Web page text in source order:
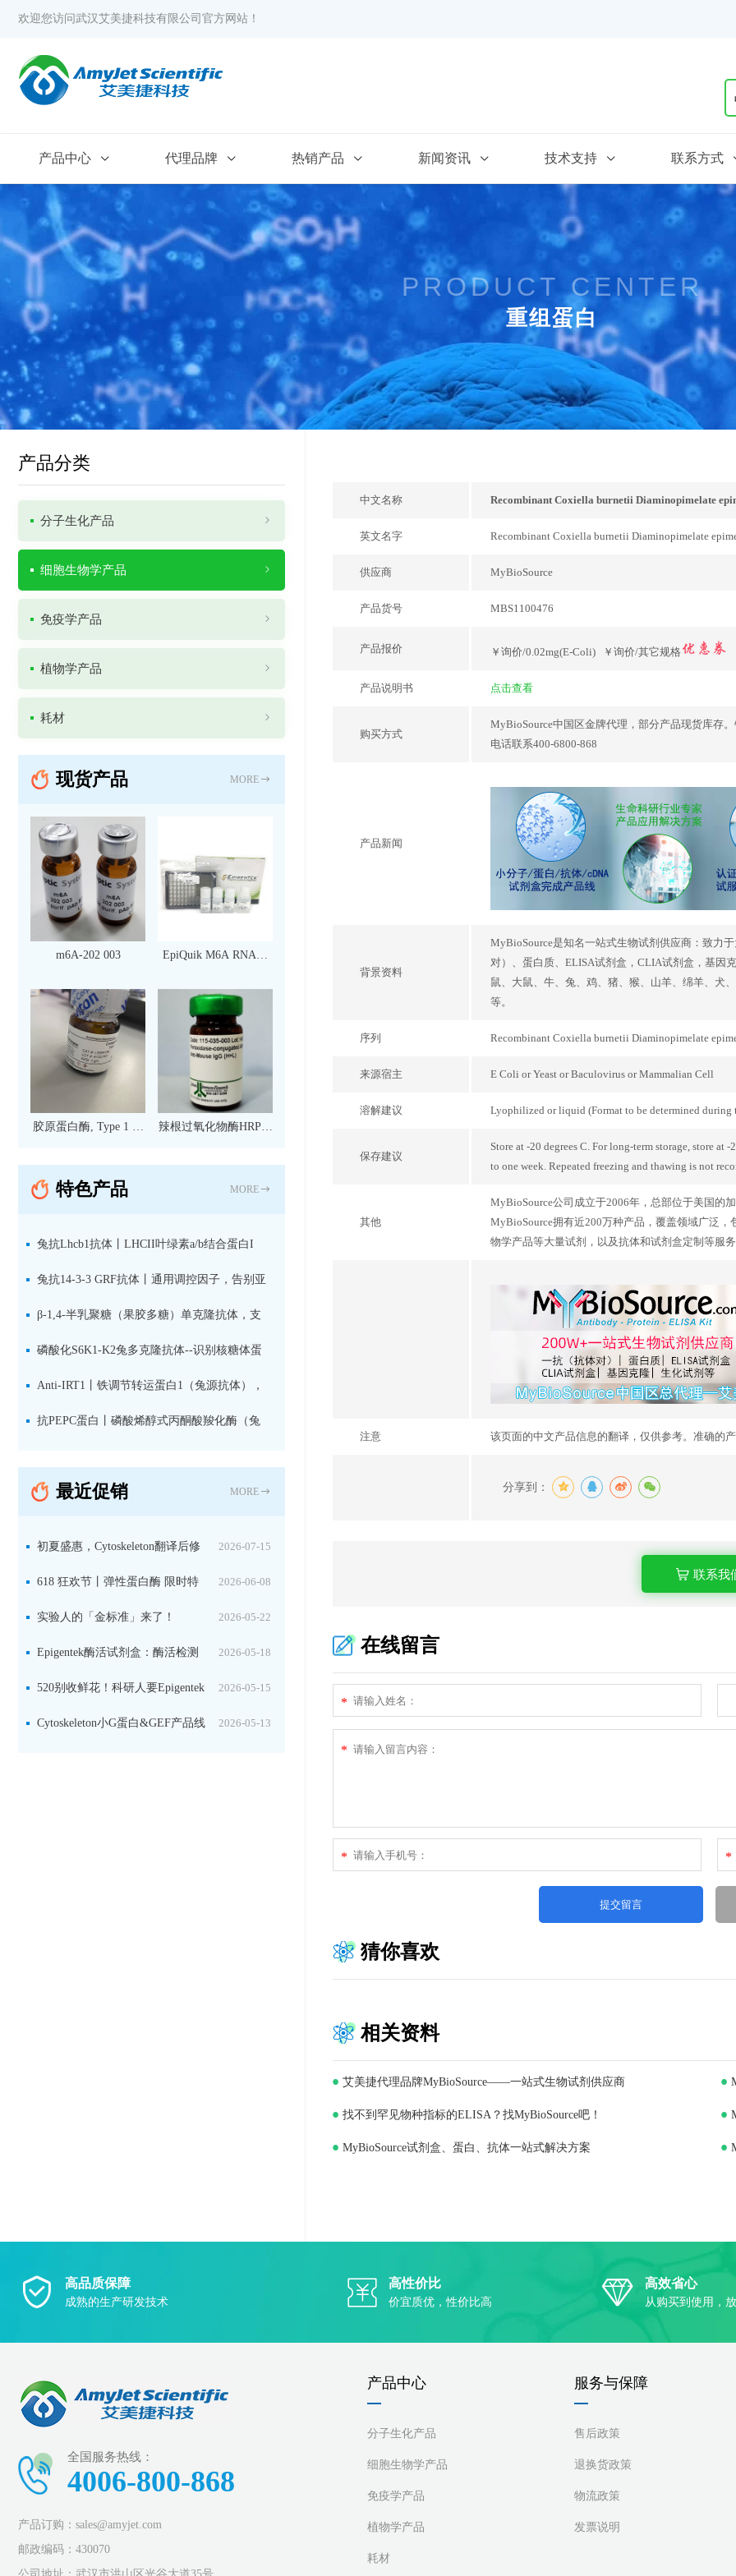
欢迎您访问武汉艾美捷科技有限公司官方网站！
产品中心 代理品牌 热销产品 新闻资讯 技术支持 联系方式
PRODUCT CENTER
重组蛋白
中文名称 Recombinant Coxiella burnetii Diaminopimelate
英文名字 Recombinant Coxiella burnetii Diaminopimelate
供应商 MyBioSource
产品货号 MBS1100476
产品报价 ￥询价/0.02mg(E-Coli) ￥询价/其它规格
产品说明书 点击查看
购买方式
MyBioSource中国区金牌代理，部分产品现货库存
电话联系400-6800-868
产品新闻
背景资料
MyBioSource是知名一站式生物试剂供应商：致力
对）、蛋白质、ELISA试剂盒，CLIA试剂盒，基因
鼠、大鼠、牛、兔、鸡、猪、猴、山羊、绵羊、犬
等。
序列 Recombinant Coxiella burnetii Diaminopimelate
来源宿主 E Coli or Yeast or Baculovirus or Mammalian Cell
溶解建议 Lyophilized or liquid (Format to be determined during
保存建议
Store at -20 degrees C. For long-term storage, store at
to one week. Repeated freezing and thawing is not
其他
MyBioSource公司成立于2006年，总部位于美国的
MyBioSource拥有近200万种产品，覆盖领域广泛
物学产品等大量试剂，以及抗体和试剂盒定制等服
注意 该页面的中文产品信息的翻译，仅供参考。准确的
分享到：
联系我
在线留言
*
*
* *
猜你喜欢
相关资料
艾美捷代理品牌MyBioSource——一站式生物试剂供应商
找不到罕见物种指标的ELISA？找MyBioSource吧！
MyBioSource试剂盒、蛋白、抗体一站式解决方案
产品分类
分子生化产品
细胞生物学产品
免疫学产品
植物学产品
耗材
现货产品 MORE
m6A-202 003
EpiQuik M6A RNA甲
（比色法）（96 次）
胶原蛋白酶, Type 1 现
辣根过氧化物酶HRP标
IgG（H+L）二抗 现货
特色产品 MORE
兔抗Lhcb1抗体丨LHCII叶绿素a/b结合蛋白I
型：专检LHCII中含量丰富的捕光蛋白
兔抗14-3-3 GRF抗体丨通用调控因子，告别亚
型选择难题，全面捕获植物信号转导枢纽蛋白
β-1,4-半乳聚糖（果胶多糖）单克隆抗体，支
持植物细胞壁果胶多糖精细结构解析
磷酸化S6K1-K2兔多克隆抗体--识别核糖体蛋
白S6激酶同源蛋白1-2的激活状态
Anti-IRT1丨铁调节转运蛋白1（兔源抗体），
植物铁吸收与微量元素代谢研究的关键工具
抗PEPC蛋白丨磷酸烯醇式丙酮酸羧化酶（兔
固定关键酶
最近促销 MORE
2026-07-15
初夏盛惠，Cytoskeleton翻译后修
饰（PTM）产品线放价啦！ 2026-06-08
618 狂欢节丨弹性蛋白酶 限时特
惠 2026-05-22
实验人的「金标准」来了！
Jackson 二抗精选限时一口价，手慢无！2026-05-18
Epigentek酶活试剂盒：酶活检测
+抑制剂筛选双赋能，下单即赠京东卡2026-05-15
520别收鲜花！科研人要Epigentek
试剂盒+京东卡！ 2026-05-13
Cytoskeleton小G蛋白&GEF产品线
高品质保障
成熟的生产研发技术
高性价比
价宜质优，性价比高
高效省心
从购买到使用，
全国服务热线：
4006-800-868
产品订购：sales@amyjet.com
邮政编码：430070
产品中心
分子生化产品
细胞生物学产品
免疫学产品
植物学产品
耗材
服务与保障
售后政策
退换货政策
物流政策
发票说明